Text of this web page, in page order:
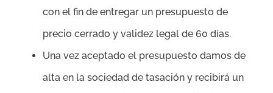
con el fin de entregar un presupuesto de
precio cerrado y validez legal de 60 días.
Una vez aceptado el presupuesto damos de
alta en la sociedad de tasación y recibirá un